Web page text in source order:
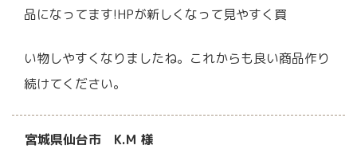
品になってます!HPが新しくなって見やすく買
い物しやすくなりましたね。これからも良い商品作り
続けてください。
宮城県仙台市 K.M 様